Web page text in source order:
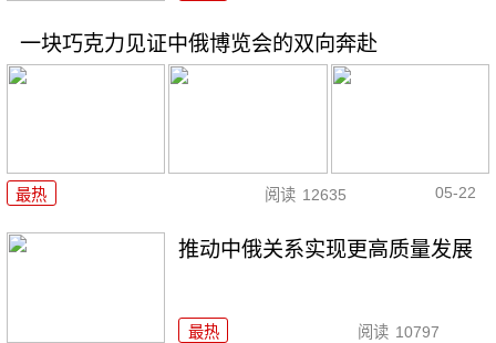
一块巧克力见证中俄博览会的双向奔赴
最热 阅读 12635 05-22
推动中俄关系实现更高质量发展
最热 阅读 10797